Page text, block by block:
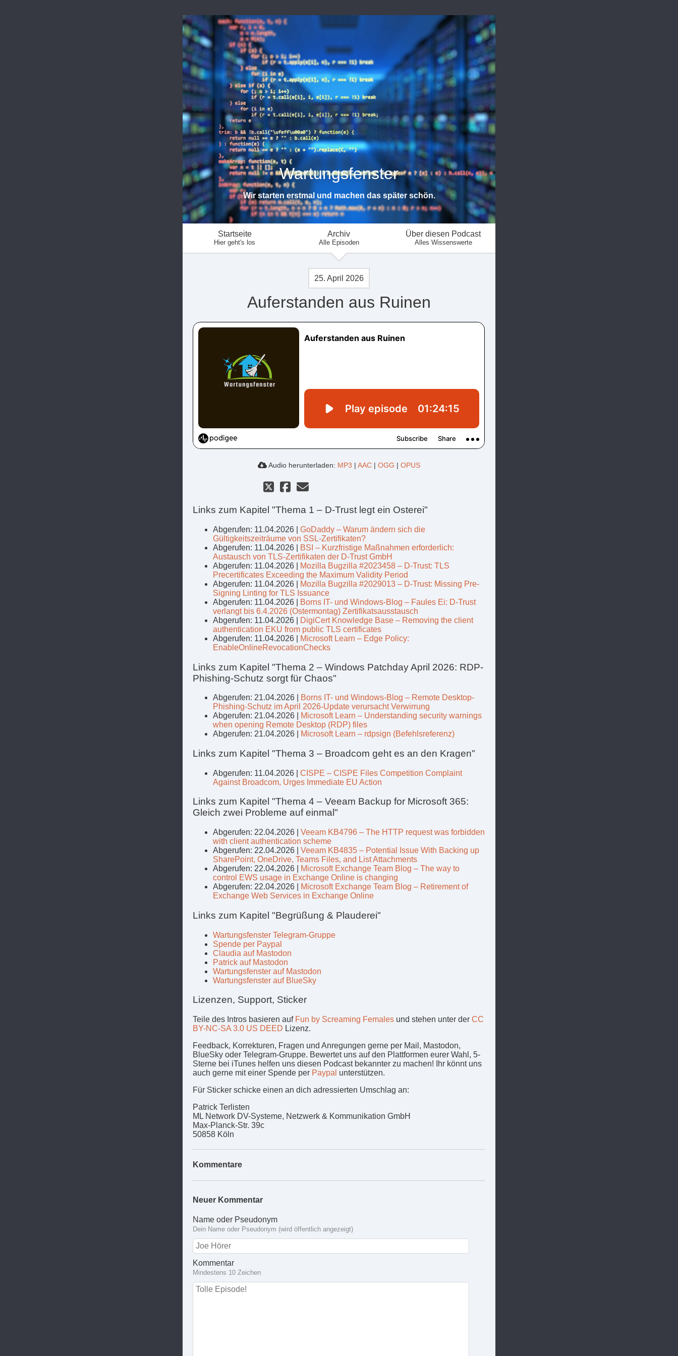
Wartungsfenster
Wir starten erstmal und machen das später schön.
Startseite
Hier geht's los
Archiv
Alle Episoden
Über diesen Podcast
Alles Wissenswerte
25. April 2026
Auferstanden aus Ruinen
Audio herunterladen: MP3 | AAC | OGG | OPUS
Links zum Kapitel "Thema 1 – D-Trust legt ein Osterei"
Abgerufen: 11.04.2026 | GoDaddy – Warum ändern sich die
Gültigkeitszeiträume von SSL-Zertifikaten?
Abgerufen: 11.04.2026 |
BSI – Kurzfristige Maßnahmen erforderlich:
Austausch von TLS-Zertifikaten der D-Trust GmbH
Abgerufen: 11.04.2026 |
Mozilla Bugzilla #2023458 – D-Trust: TLS
Precertificates Exceeding the Maximum Validity Period
Abgerufen: 11.04.2026 |
Mozilla Bugzilla #2029013 – D-Trust: Missing Pre-
Signing Linting for TLS Issuance
Abgerufen: 11.04.2026 |
Borns IT- und Windows-Blog – Faules Ei: D-Trust
verlangt bis 6.4.2026 (Ostermontag) Zertifikatsausstausch
Abgerufen: 11.04.2026 |
DigiCert Knowledge Base – Removing the client
authentication EKU from public TLS certificates
Abgerufen: 11.04.2026 |
Microsoft Learn – Edge Policy:
EnableOnlineRevocationChecks
Links zum Kapitel "Thema 2 – Windows Patchday April 2026: RDP-
Phishing-Schutz sorgt für Chaos"
Abgerufen: 21.04.2026 |
Borns IT- und Windows-Blog – Remote Desktop-
Phishing-Schutz im April 2026-Update verursacht Verwirrung
Abgerufen: 21.04.2026 |
Microsoft Learn – Understanding security warnings
when opening Remote Desktop (RDP) files
Abgerufen: 21.04.2026 |
Microsoft Learn – rdpsign (Befehlsreferenz)
Links zum Kapitel "Thema 3 – Broadcom geht es an den Kragen"
Abgerufen: 11.04.2026 | CISPE – CISPE Files Competition Complaint
Against Broadcom, Urges Immediate EU Action
Links zum Kapitel "Thema 4 – Veeam Backup for Microsoft 365:
Gleich zwei Probleme auf einmal"
Abgerufen: 22.04.2026 | Veeam KB4796 – The HTTP request was forbidden
with client authentication scheme
Abgerufen: 22.04.2026 | Veeam KB4835 – Potential Issue With Backing up
SharePoint, OneDrive, Teams Files, and List Attachments
Abgerufen: 22.04.2026 |
Microsoft Exchange Team Blog – The way to
control EWS usage in Exchange Online is changing
Abgerufen: 22.04.2026 |
Microsoft Exchange Team Blog – Retirement of
Exchange Web Services in Exchange Online
Links zum Kapitel "Begrüßung & Plauderei"
Wartungsfenster Telegram-Gruppe
Spende per Paypal
Claudia auf Mastodon
Patrick auf Mastodon
Wartungsfenster auf Mastodon
Wartungsfenster auf BlueSky
Lizenzen, Support, Sticker
Teile des Intros basieren auf Fun by Screaming Females und stehen unter der CC
BY-NC-SA 3.0 US DEED Lizenz.
Feedback, Korrekturen, Fragen und Anregungen gerne per Mail, Mastodon,
BlueSky oder Telegram-Gruppe. Bewertet uns auf den Plattformen eurer Wahl, 5-
Sterne bei iTunes helfen uns diesen Podcast bekannter zu machen! Ihr könnt uns
auch gerne mit einer Spende per Paypal unterstützen.
Für Sticker schicke einen an dich adressierten Umschlag an:
Patrick Terlisten
ML Network DV-Systeme, Netzwerk & Kommunikation GmbH
Max-Planck-Str. 39c
50858 Köln
Kommentare
Neuer Kommentar
Name oder Pseudonym
Dein Name oder Pseudonym (wird öffentlich angezeigt)
Kommentar
Mindestens 10 Zeichen